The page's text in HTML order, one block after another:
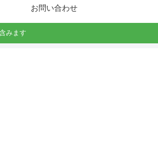
お問い合わせ
みます